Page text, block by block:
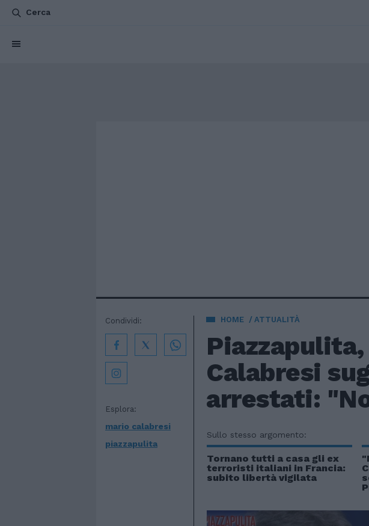
Cerca
HOME ATTUALITÀ
Calabresi
arrestati:
Esplora:
mario calabresi
piazzapulita
Condividi:
Sullo stesso argomento:
Tornano tutti a casa gli ex
terroristi italiani in Francia:
subito libertà vigilata